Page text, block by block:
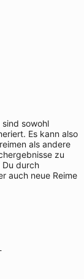
sind sowohl
Es kann also
als andere
zu
Du durch
auch neue Reime